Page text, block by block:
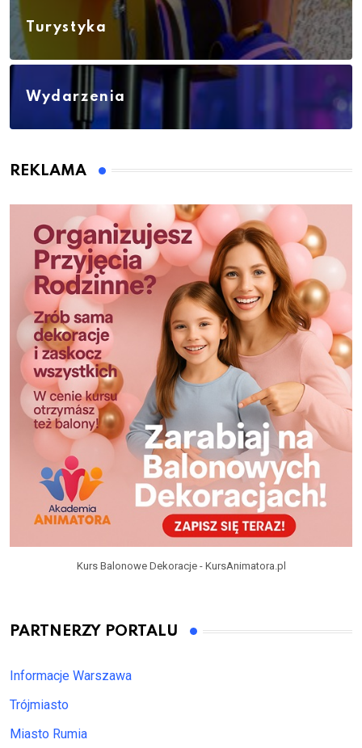
Turystyka
Wydarzenia
REKLAMA
Kurs Balonowe Dekoracje - KursAnimatora.pl
PARTNERZY PORTALU
Informacje Warszawa
Trójmiasto
Miasto Rumia